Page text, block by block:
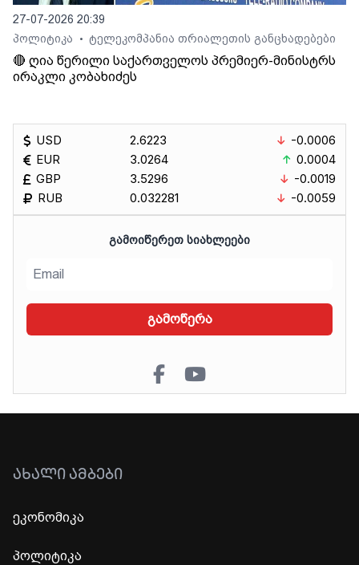
27-07-2026 20:39
პოლიტიკა
• ტელეკომპანია თრიალეთის განცხადებები
🔴 ღია წერილი საქართველოს პრემიერ-მინისტრს
ირაკლი კობახიძეს
USD
EUR
GBP
RUB
2.6223
3.0264
3.5296
0.032281
-0.0006
0.0004
-0.0019
-0.0059
ᲒᲐᲛᲝᲘᲬᲔᲠᲔᲗ ᲡᲘᲐᲮᲚᲔᲔᲑᲘ
გამოწერა
ᲐᲮᲐᲚᲘ ᲐᲛᲑᲔᲑᲘ
ეკონომიკა
პოლიტიკა